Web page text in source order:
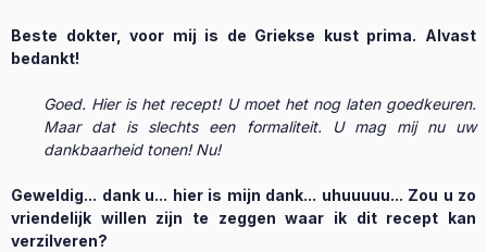
Beste dokter, voor mij is de Griekse kust prima. Alvast
bedankt!
Goed. Hier is het recept! U moet het nog laten goedkeuren.
Maar dat is slechts een formaliteit. U mag mij nu uw
dankbaarheid tonen! Nu!
Geweldig... dank u... hier is mijn dank... uhuuuuu... Zou u zo
vriendelijk willen zijn te zeggen waar ik dit recept kan
verzilveren?